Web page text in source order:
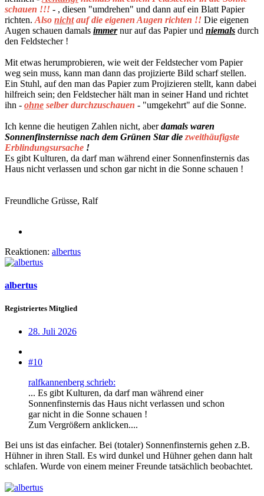
schauen !!! - , diesen "umdrehen" und dann auf ein Blatt Papier
richten. Also nichtauf die eigenen Augen richten !! Die eigenen
Augen schauen damals immernur auf das Papier und niemals durch
den Feldstecher !
Mit etwas herumprobieren, wie weit der Feldstecher vom Papier
weg sein muss, kann man dann das projizierte Bild scharf stellen.
Ein Stuhl, auf den man das Papier zum Projizieren stellt, kann dabei
hilfreich sein; den Feldstecher hält man in seiner Hand und richtet
ihn - ohne selber durchzuschauen - "umgekehrt" auf die Sonne.
Ich kenne die heutigen Zahlen nicht, aberdamals waren
Sonnenfinsternisse nach dem Grünen Star die zweithäufigste
Erblindungsursache !
Es gibt Kulturen, da darf man während einer Sonnenfinsternis das
Haus nicht verlassen und schon gar nicht in die Sonne schauen !
Freundliche Grüsse, Ralf
Reaktionen: albertus
albertus
Registriertes Mitglied
28. Juli 2026
#10
ralfkannenberg schrieb:
... Es gibt Kulturen, da darf man während einer
Sonnenfinsternis das Haus nicht verlassen und schon
gar nicht in die Sonne schauen !
Zum Vergrößern anklicken....
Bei uns ist das einfacher. Bei (totaler) Sonnenfinsternis gehen z.B.
Hühner in ihren Stall. Es wird dunkel und Hühner gehen dann halt
schlafen. Wurde von einem meiner Freunde tatsächlich beobachtet.